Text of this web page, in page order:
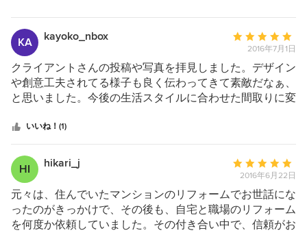
で、私たちもとても楽しく仕事をさせていただい
ています。
プロとして恥ずかしくない対応や仕事ができてい
るんだなとちょっと誇らしい気持ちです。ありが
とうございました！！
KA kayoko_nbox
平
評
価：
5
中
星
5
2016年7月1日
クライアントさんの投稿や写真を拝見しました。デザイン
や創意工夫されてる様子も良く伝わってきて素敵だなぁ、
と思いました。今後の生活スタイルに合わせた間取りに変
案してもらえそうですね。以前、ちょっとした洗い場の手
直しで来て頂きました。仕事も早くて…職人さんも丁寧な
対応で感じ良かったです。 その時は本当にお手間だけ掛
けてもらった程度でしたが、今後またお願いしたいと思っ
ています。
いいね！(1)
HI hikari_j
平
均
評
価：
5
2016年6月22日
元々は、住んでいたマンションのリフォームでお世話にな
ったのがきっかけで、その後も、自宅と職場のリフォーム
を何度か依頼していました。その付き合い中で、信頼がお